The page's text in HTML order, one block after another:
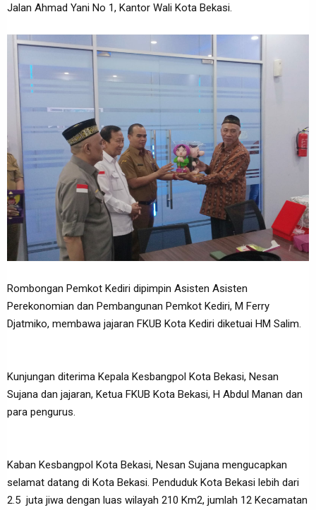
Jalan Ahmad Yani No 1, Kantor Wali Kota Bekasi.
Rombongan Pemkot Kediri dipimpin Asisten Asisten
Perekonomian dan Pembangunan Pemkot Kediri, M Ferry
Djatmiko, membawa jajaran FKUB Kota Kediri diketuai HM Salim.
Kunjungan diterima Kepala Kesbangpol Kota Bekasi, Nesan
Sujana dan jajaran, Ketua FKUB Kota Bekasi, H Abdul Manan dan
para pengurus.
Kaban Kesbangpol Kota Bekasi, Nesan Sujana mengucapkan
selamat datang di Kota Bekasi. Penduduk Kota Bekasi lebih dari
2.5 juta jiwa dengan luas wilayah 210 Km2, jumlah 12 Kecamatan